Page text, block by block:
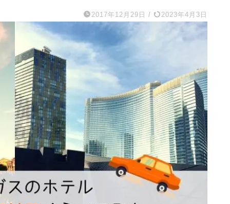
2017年12月29日 / 2023年4月3日